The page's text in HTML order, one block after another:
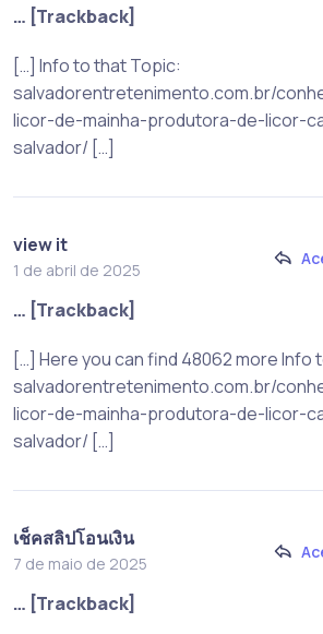
… [Trackback]
[…] Info to that Topic:
salvadorentretenimento.com.br/
licor-de-mainha-produtora-de-licor-
salvador/ […]
view it
1 de abril de 2025
… [Trackback]
[…] Here you can find 48062 more Info
salvadorentretenimento.com.br/
licor-de-mainha-produtora-de-licor-
salvador/ […]
เช็คสลิปโอนเงิน
7 de maio de 2025
… [Trackback]